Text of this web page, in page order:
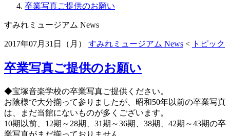
卒業写真ご提供のお願い
すみれミュージアム News
2017年07月31日（月） すみれミュージアム News < トピック
卒業写真ご提供のお願い
◆宝塚音楽学校の卒業写真ご提供ください。
お陰様で大分揃って参りましたが、昭和50年以前の卒業写真
は、まだ当館にないものが多くございます。
10期以前、12期～28期、31期～36期、38期、42期～43期の卒
業写真がまだ揃っておりません。